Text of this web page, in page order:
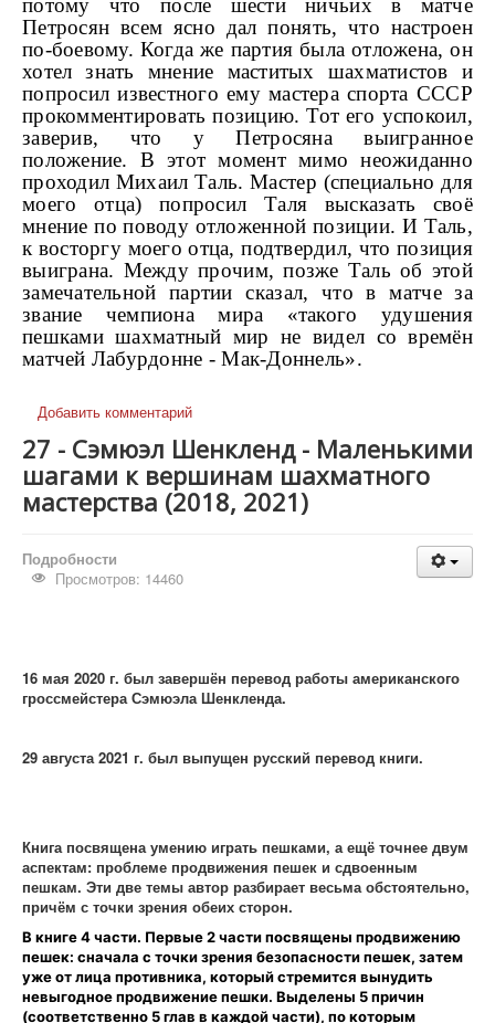
потому что после шести ничьих в матче
Петросян всем ясно дал понять, что настроен
по-боевому. Когда же партия была отложена, он
хотел знать мнение маститых шахматистов и
попросил известного ему мастера спорта СССР
прокомментировать позицию. Тот его успокоил,
заверив, что у Петросяна выигранное
положение. В этот момент мимо неожиданно
проходил Михаил Таль. Мастер (специально для
моего отца) попросил Таля высказать своё
мнение по поводу отложенной позиции. И Таль,
к восторгу моего отца, подтвердил, что позиция
выиграна. Между прочим, позже Таль об этой
замечательной партии сказал, что в матче за
звание чемпиона мира «такого удушения
пешками шахматный мир не видел со времён
матчей Лабурдонне - Мак-Доннель».
Добавить комментарий
27 - Сэмюэл Шенкленд - Маленькими
шагами к вершинам шахматного
мастерства (2018, 2021)
Подробности
Просмотров: 14460
16 мая 2020 г. был завершён перевод работы американского
гроссмейстера Сэмюэла Шенкленда.
29 августа 2021 г. был выпущен русский перевод книги.
Книга посвящена умению играть пешками, а ещё точнее двум
аспектам: проблеме продвижения пешек и сдвоенным
пешкам. Эти две темы автор разбирает весьма обстоятельно,
причём с точки зрения обеих сторон.
В книге 4 части. Первые 2 части посвящены продвижению
пешек: сначала с точки зрения безопасности пешек, затем
уже от лица противника, который стремится вынудить
невыгодное продвижение пешки. Выделены 5 причин
(соответственно 5 глав в каждой части), по которым